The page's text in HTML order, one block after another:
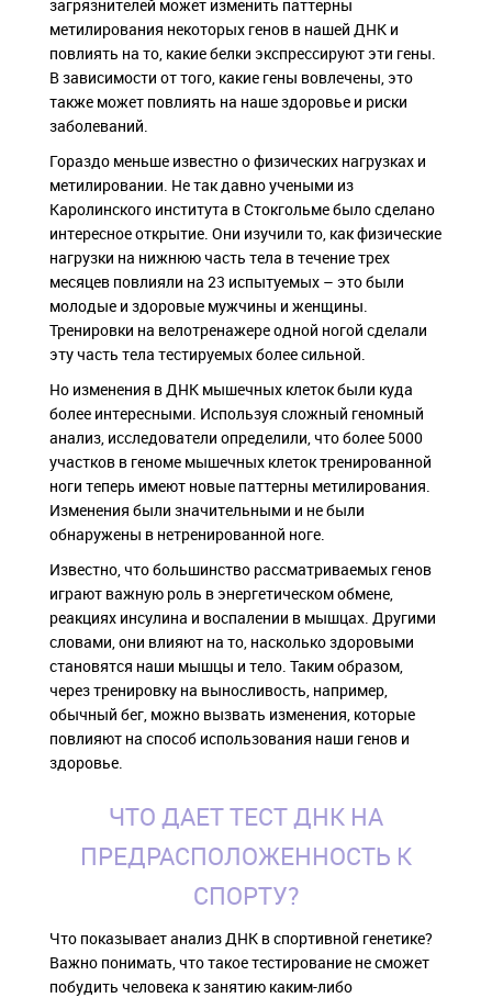
загрязнителей может изменить паттерны
метилирования некоторых генов в нашей ДНК и
повлиять на то, какие белки экспрессируют эти гены.
В зависимости от того, какие гены вовлечены, это
также может повлиять на наше здоровье и риски
заболеваний.
Гораздо меньше известно о физических нагрузках и
метилировании. Не так давно учеными из
Каролинского института в Стокгольме было сделано
интересное открытие. Они изучили то, как физические
нагрузки на нижнюю часть тела в течение трех
месяцев повлияли на 23 испытуемых – это были
молодые и здоровые мужчины и женщины.
Тренировки на велотренажере одной ногой сделали
эту часть тела тестируемых более сильной.
Но изменения в ДНК мышечных клеток были куда
более интересными. Используя сложный геномный
анализ, исследователи определили, что более 5000
участков в геноме мышечных клеток тренированной
ноги теперь имеют новые паттерны метилирования.
Изменения были значительными и не были
обнаружены в нетренированной ноге.
Известно, что большинство рассматриваемых генов
играют важную роль в энергетическом обмене,
реакциях инсулина и воспалении в мышцах. Другими
словами, они влияют на то, насколько здоровыми
становятся наши мышцы и тело. Таким образом,
через тренировку на выносливость, например,
обычный бег, можно вызвать изменения, которые
повлияют на способ использования наши генов и
здоровье.
ЧТО ДАЕТ ТЕСТ ДНК НА
ПРЕДРАСПОЛОЖЕННОСТЬ К
СПОРТУ?
Что показывает анализ ДНК в спортивной генетике?
Важно понимать, что такое тестирование не сможет
побудить человека к занятию каким-либо